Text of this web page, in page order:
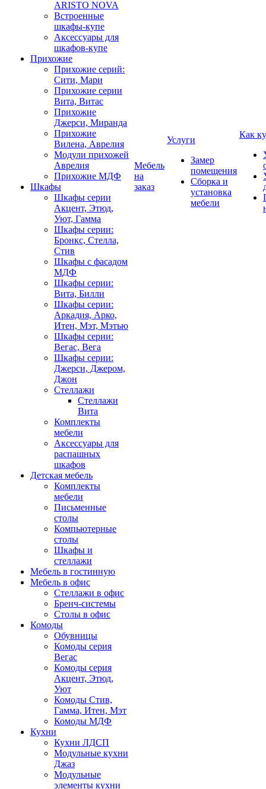
ARISTO NOVA
Встроенные
шкафы-купе
Аксессуары для
шкафов-купе
Прихожие
Прихожие серий:
Сити, Мари
Прихожие серии
Вита, Витас
Прихожие
Джерси, Миранда
Прихожие
Вилена, Аврелия
Модули прихожей
Аврелия
Прихожие МДФ
Шкафы
Шкафы серии
Акцент, Этюд,
Уют, Гамма
Шкафы серии:
Бронкс, Стелла,
Стив
Шкафы с фасадом
МДФ
Шкафы серии:
Вита, Билли
Шкафы серии:
Аркадия, Арко,
Итен, Мэт, Мэтью
Шкафы серии:
Вегас, Вега
Шкафы серии:
Джерси, Джером,
Джон
Стеллажи
Стеллажи
Вита
Комплекты
мебели
Аксессуары для
распашных
шкафов
Детская мебель
Комплекты
мебели
Письменные
столы
Компьютерные
столы
Шкафы и
стеллажи
Мебель в гостинную
Мебель в офис
Стеллажи в офис
Бренч-системы
Столы в офис
Комоды
Обувницы
Комоды серия
Вегас
Комоды серия
Акцент, Этюд,
Уют
Комоды Стив,
Гамма, Итен, Мэт
Комоды МДФ
Кухни
Кухни ЛДСП
Модульные кухни
Джаз
Модульные
элементы кухни
Мебель
на
заказ
Услуги
Замер
помещения
Сборка и
установка
мебели
Как